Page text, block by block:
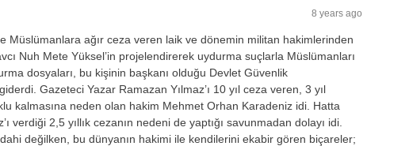
8 years ago
Müslümanlara ağır ceza veren laik ve dönemin militan hakimlerinden
Nuh Mete Yüksel’in projelendirerek uydurma suçlarla Müslümanları
dosyaları, bu kişinin başkanı olduğu Devlet Güvenlik
Gazeteci Yazar Ramazan Yılmaz’ı 10 yıl ceza veren, 3 yıl
kalmasına neden olan hakim Mehmet Orhan Karadeniz idi. Hatta
verdiği 2,5 yıllık cezanın nedeni de yaptığı savunmadan dolayı idi.
değilken, bu dünyanın hakimi ile kendilerini ekabir gören biçareler;